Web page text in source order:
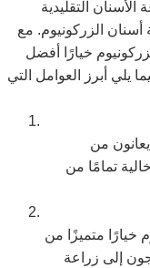
التقليدية
أسنان الزركونيوم. مع
خيارًا أفضل
يلي أبرز العوامل التي
يعانون من
تمامًا من
خيارًا متميزًا من
إلى زراعة